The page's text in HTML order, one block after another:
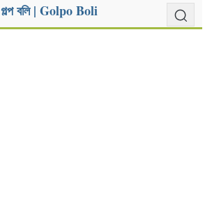
গল্প বলি | Golpo Boli